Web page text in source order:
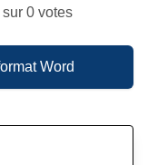
0 votes
Word